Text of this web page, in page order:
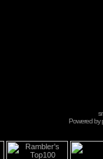
Powered by